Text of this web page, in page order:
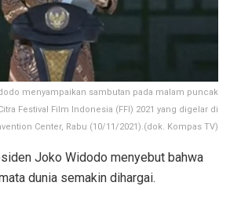
menyampaikan sambutan pada malam puncak
Festival Film Indonesia (FFI) 2021 yang digelar di
Center, Rabu (10/11/2021).(dok. Kompas TV)
Joko Widodo menyebut bahwa
dunia semakin dihargai.